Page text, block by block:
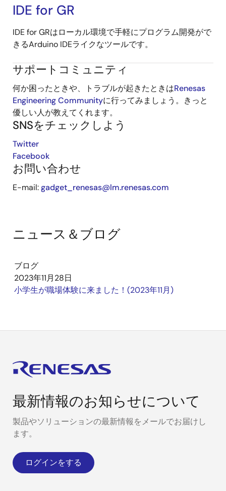
IDE for GR
IDE for GRはローカル環境で手軽にプログラム開発がで
きるArduino IDEライクなツールです。
サポートコミュニティ
何か困ったときや、トラブルが起きたときはRenesas
Engineering Communityに行ってみましょう。きっと
優しい人が教えてくれます。
SNSをチェックしよう
Twitter
Facebook
お問い合わせ
E-mail:gadget_renesas@lm.renesas.com
ニュース＆ブログ
ブログ
2023年11月28日
小学生が職場体験に来ました！(2023年11月)
最新情報のお知らせについて
製品やソリューションの最新情報をメールでお届けし
ます。
ログインをする